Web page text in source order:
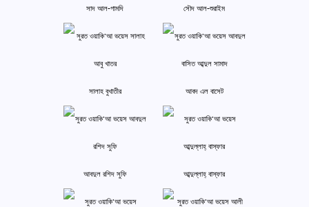
সাদ আল-গামদি সৌদ আল-শুরাইম
সালাহ বুখাতীর আবদ এল বাসেট
আবদুল রশিদ সুফি আব্দুল্লাহ্ বাস্‌ফার